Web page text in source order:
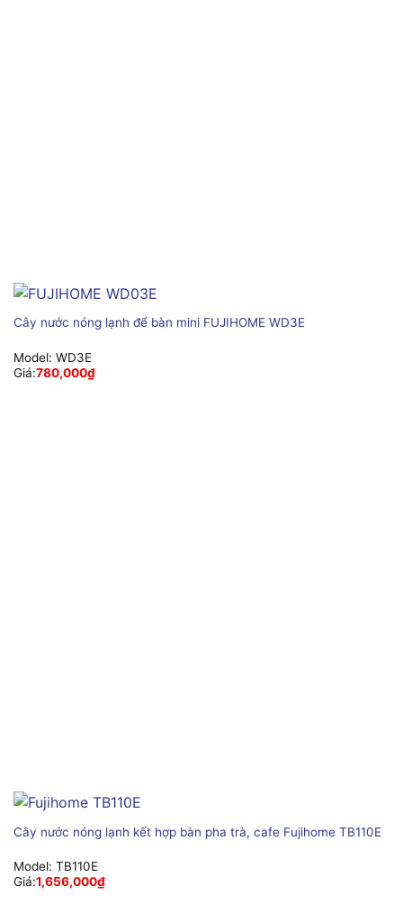
Cây nước nóng lạnh để bàn mini FUJIHOME WD3E
Model: WD3E
Giá:780,000₫
Cây nước nóng lạnh kết hợp bàn pha trà, cafe Fujihome TB110E
Model: TB110E
Giá:1,656,000₫